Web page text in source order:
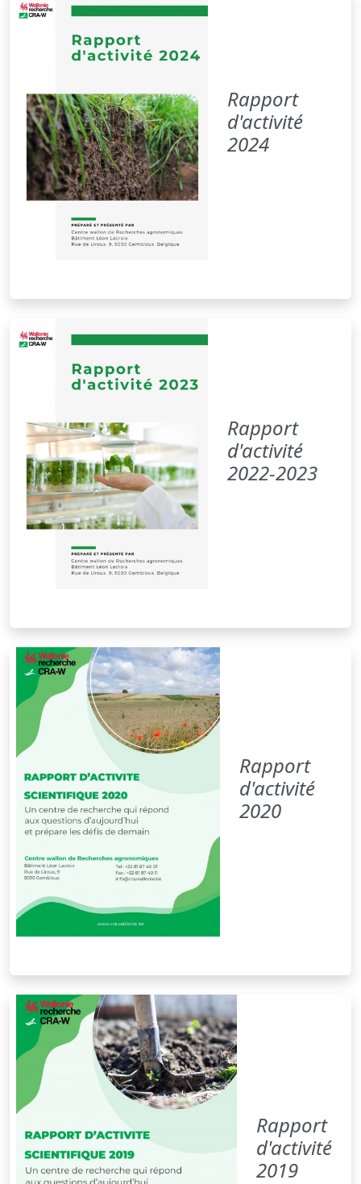
Rapport
d'activité
2024
Rapport
d'activité
2022-2023
Rapport
d'activité
2020
Rapport
d'activité
2019